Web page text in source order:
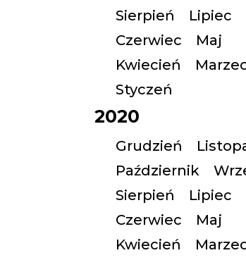
Sierpień
Lipiec
Czerwiec
Maj
Kwiecień
Styczeń
2020
Grudzień
Październik
Sierpień
Lipiec
Czerwiec
Maj
Kwiecień